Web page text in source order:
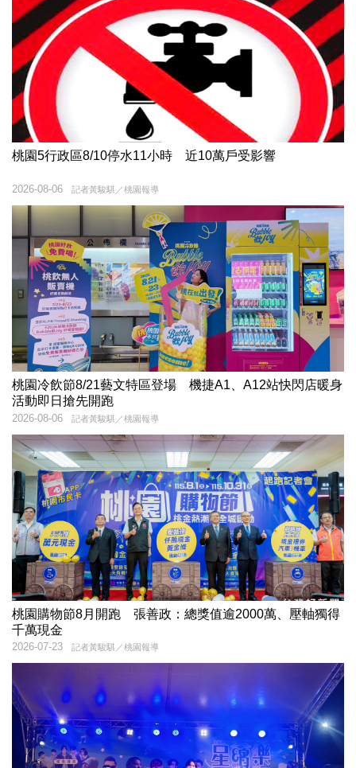
桃園5行政區8/10停水11小時 近10萬戶受影響
記者黃駿騏／桃園報導
2026-08-06
桃園冷飲節8/21藝文特區登場 機捷A1、A12站快閃店暖身
活動即日搶先開跑
記者黃駿騏／桃園報導
2026-08-06
桃園購物節8月開跑 張善政：總獎值逾2000萬、壓軸獨得
千萬現金
記者黃駿騏／桃園報導
2026-07-23